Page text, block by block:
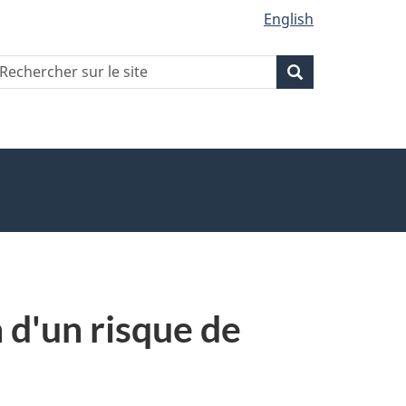
English
d'un risque de